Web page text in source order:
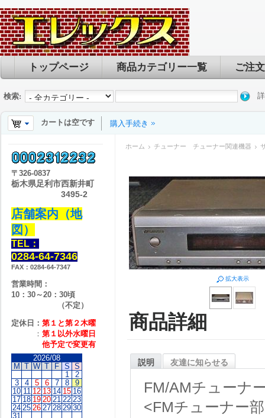
トップページ 商品カテゴリー一覧 ご注
検索:
カートは空です 購入手続き
ホーム チューナー チューナー関連機器
拡大表示
商品詳細
説明 友達に知らせる
FM/AMチューナ
<FMチューナー
〒 326-0837
栃木県足利市西新井町
3495-2
店舗案内（地
図）
TEL：
0284-64-7346
FAX：0284-64-7347
営業時間：
10：30～20：30頃
（不定）
定休日： 第１と第２木曜
： 第１以外水曜日
他予定で変更有
2026/08
M T W T F S S
1
2
3
4 5 6 7 8
9
10 11 12 13 14 15 16
17 18 19 20 21 22 23
24 25 26 27 28 29 30
31